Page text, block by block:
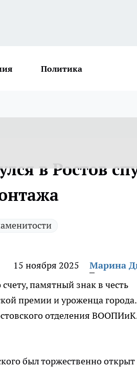
Политика
в Ростов
15 ноября 2025
Марина
памятный знак в честь
премии и уроженца города.
отделения
был торжественно открыт